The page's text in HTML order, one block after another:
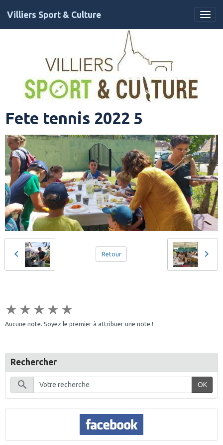
Villiers Sport & Culture
Fete tennis 2022 5
Retour
★ ★ ★ ★ ★
Aucune note. Soyez le premier à attribuer une note !
Rechercher
OK